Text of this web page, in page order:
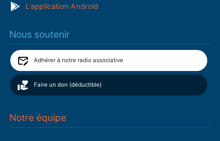
L'application Android
Nous soutenir
Adhérer à notre radio associative
Faire un don (déductible)
Notre équipe